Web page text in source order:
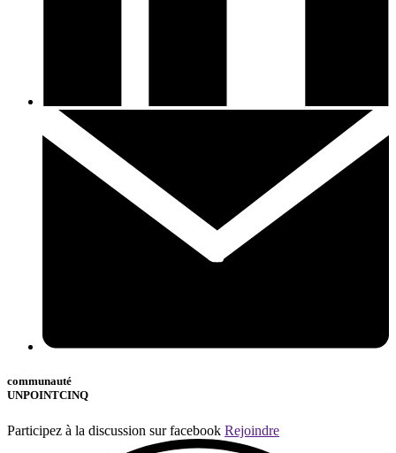
communauté
UNPOINTCINQ
Participez à la discussion sur facebook Rejoindre